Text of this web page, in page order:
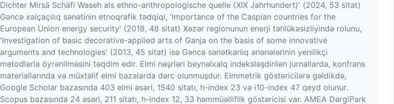
Dichter Mirsä Schäfi Waseh als ethno-anthropologische quelle (XIX Jahrhundert)' (2024, 53 sitat)
Gəncə xalçaçılıq sənətinin etnoqrafik tədqiqi, 'Importance of the Caspian countries for the
European Union energy security' (2018, 48 sitat) Xəzər regionunun enerji təhlükəsizliyində rolunu,
'Investigation of basic decorative-applied arts of Ganja on the basis of some innovative
arguments and technologies' (2013, 45 sitat) isə Gəncə sənətkarlıq ənənələrinin yenilikçi
metodlarla öyrənilməsini təqdim edir. Elmi nəşrləri beynəlxalq indeksləşdirilən jurnallarda, konfrans
materiallarında və müxtəlif elmi bazalarda dərc olunmuşdur. Elmmetrik göstəricilərə gəldikdə,
Google Scholar bazasında 403 elmi əsəri, 1540 sitatı, h-index 23 və i10-index 47 qeyd olunur.
Scopus bazasında 24 əsəri, 211 sitatı, h-index 12, 33 həmmüəlliflik göstəricisi var. AMEA DərgiPark